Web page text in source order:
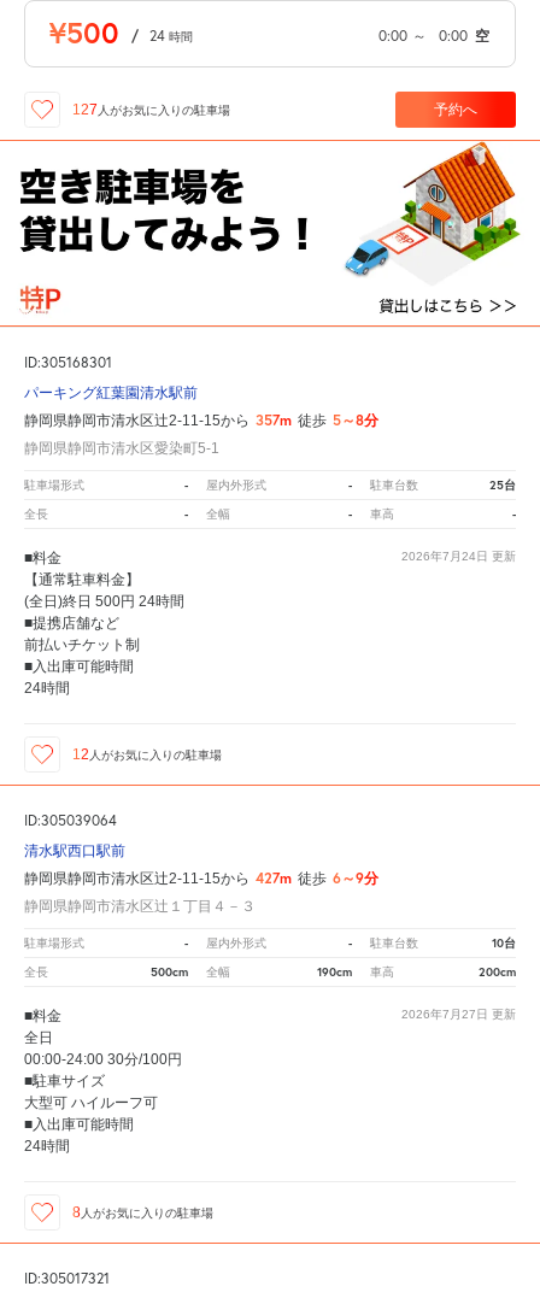
¥500 / 24 時間 0:00 ～ 0:00 空
127 人がお気に入りの駐車場 予約へ
ID:305168301
パーキング紅葉園清水駅前
静岡県静岡市清水区辻2-11-15から 357m 徒歩 5～8分
静岡県静岡市清水区愛染町5-1
駐車場形式 - 屋内外形式 - 駐車台数 25台
全長 - 全幅 - 車高 -
2026年7月24日 更新
■料金
【通常駐車料金】
(全日)終日 500円 24時間
■提携店舗など
前払いチケット制
■入出庫可能時間
24時間
12 人がお気に入りの駐車場
ID:305039064
清水駅西口駅前
静岡県静岡市清水区辻2-11-15から 427m 徒歩 6～9分
静岡県静岡市清水区辻１丁目４－３
駐車場形式 - 屋内外形式 - 駐車台数 10台
全長 500cm 全幅 190cm 車高 200cm
2026年7月27日 更新
■料金
全日
00:00-24:00 30分/100円
■駐車サイズ
大型可 ハイルーフ可
■入出庫可能時間
24時間
8 人がお気に入りの駐車場
ID:305017321